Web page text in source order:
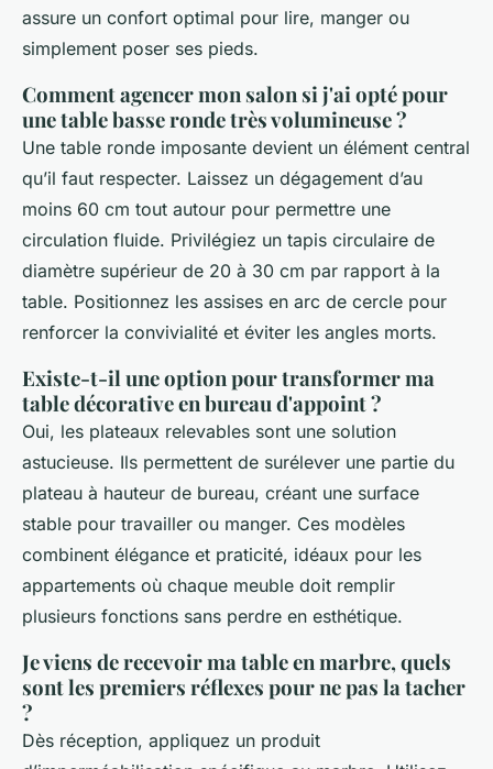
assure un confort optimal pour lire, manger ou
simplement poser ses pieds.
Comment agencer mon salon si j'ai opté pour
une table basse ronde très volumineuse ?
Une table ronde imposante devient un élément central
qu’il faut respecter. Laissez un dégagement d’au
moins 60 cm tout autour pour permettre une
circulation fluide. Privilégiez un tapis circulaire de
diamètre supérieur de 20 à 30 cm par rapport à la
table. Positionnez les assises en arc de cercle pour
renforcer la convivialité et éviter les angles morts.
Existe-t-il une option pour transformer ma
table décorative en bureau d'appoint ?
Oui, les plateaux relevables sont une solution
astucieuse. Ils permettent de surélever une partie du
plateau à hauteur de bureau, créant une surface
stable pour travailler ou manger. Ces modèles
combinent élégance et praticité, idéaux pour les
appartements où chaque meuble doit remplir
plusieurs fonctions sans perdre en esthétique.
Je viens de recevoir ma table en marbre, quels
sont les premiers réflexes pour ne pas la tacher
?
Dès réception, appliquez un produit